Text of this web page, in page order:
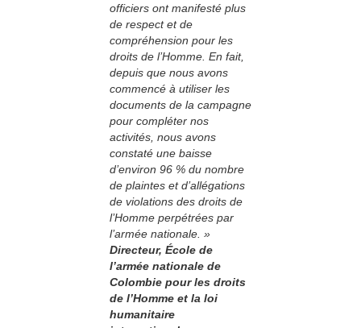
officiers ont manifesté plus
de respect et de
compréhension pour les
droits de l’Homme. En fait,
depuis que nous avons
commencé à utiliser les
documents de la campagne
pour compléter nos
activités, nous avons
constaté une baisse
d’environ 96 % du nombre
de plaintes et d’allégations
de violations des droits de
l’Homme perpétrées par
l’armée nationale. »
Directeur, École de
l’armée nationale de
Colombie pour les droits
de l’Homme et la loi
humanitaire